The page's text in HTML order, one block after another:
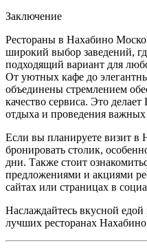
Заключение
Рестораны в Нахабино
широкий выбор заведений,
подходящий вариант для
От уютных кафе до
объединены стремлением
качество сервиса. Это
отдыха и проведения
Если вы планируете визит в
бронировать столик,
дни. Также стоит
предложениями и акциями
сайтах или страницах в
Наслаждайтесь вкусной
лучших ресторанах